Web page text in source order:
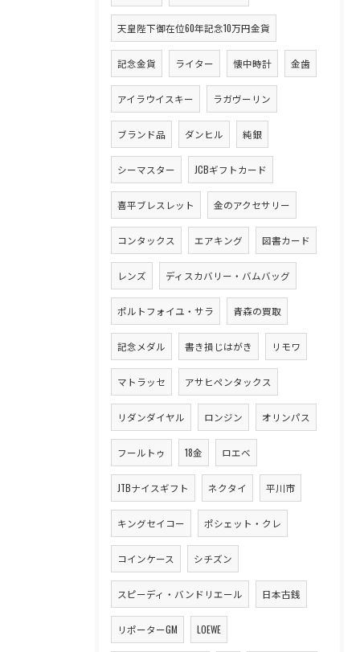
天皇陛下御在位60年記念10万円金貨
記念金貨 ライター 懐中時計 金歯
アイラウイスキー ラガヴーリン
ブランド品 ダンヒル 純銀
シーマスター JCBギフトカード
喜平ブレスレット 金のアクセサリー
コンタックス エアキング 図書カード
レンズ ディスカバリー・バムバッグ
ポルトフォイユ・サラ 青森の買取
記念メダル 書き損じはがき リモワ
マトラッセ アサヒペンタックス
リダンダイヤル ロンジン オリンパス
フールトゥ 18金 ロエベ
JTBナイスギフト ネクタイ 平川市
キングセイコー ポシェット・クレ
コインケース シチズン
スピーディ・バンドリエール 日本古銭
リポーターGM LOEWE